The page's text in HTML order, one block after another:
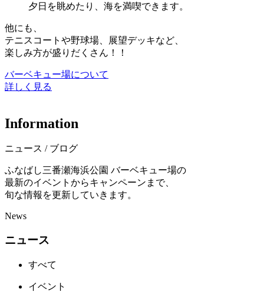
夕日を眺めたり、海を満喫できます。
他にも、
テニスコートや野球場、展望デッキなど、
楽しみ方が盛りだくさん！！
バーベキュー場について
詳しく見る
Information
ニュース / ブログ
ふなばし三番瀬海浜公園 バーベキュー場の
最新のイベントからキャンペーンまで、
旬な情報を更新していきます。
News
ニュース
すべて
イベント